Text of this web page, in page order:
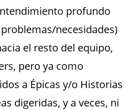
profundo
necesidades)
el resto del equipo,
pero ya como
a Épicas y/o Historias
digeridas, y a veces, ni